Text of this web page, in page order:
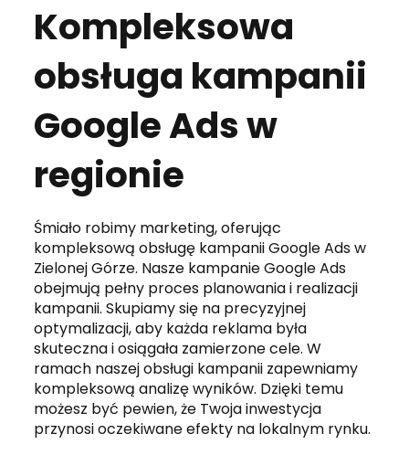
Kompleksowa
obsługa kampanii
Google Ads w
regionie
Śmiało robimy marketing, oferując
kompleksową obsługę kampanii Google Ads w
Zielonej Górze. Nasze kampanie Google Ads
obejmują pełny proces planowania i realizacji
kampanii. Skupiamy się na precyzyjnej
optymalizacji, aby każda reklama była
skuteczna i osiągała zamierzone cele. W
ramach naszej obsługi kampanii zapewniamy
kompleksową analizę wyników. Dzięki temu
możesz być pewien, że Twoja inwestycja
przynosi oczekiwane efekty na lokalnym rynku.